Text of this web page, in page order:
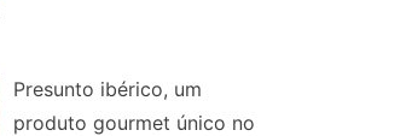
Presunto ibérico, um
produto gourmet único no